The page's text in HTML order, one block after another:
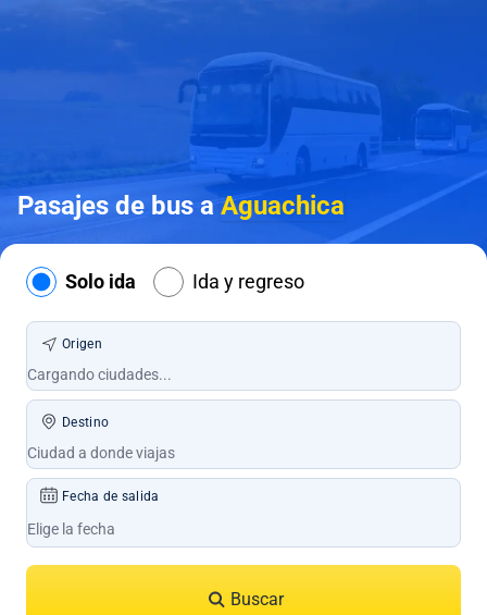
Pasajes de bus aAguachica
Solo ida Ida y regreso
Origen
Destino
Fecha de salida
Buscar